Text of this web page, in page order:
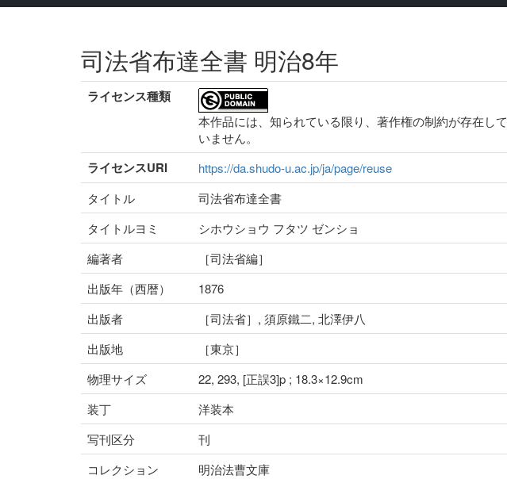
司法省布達全書 明治8年
ライセンス種類
本作品には、知られている限り、著作権の制約が存在して
いません。
ライセンスURI
https://da.shudo-u.ac.jp/ja/page/reuse
タイトル
司法省布達全書
タイトルヨミ
シホウショウ フタツ ゼンショ
編著者
［司法省編］
出版年（西暦）
1876
出版者
［司法省］, 須原鐵二, 北澤伊八
出版地
［東京］
物理サイズ
22, 293, [正誤3]p ; 18.3×12.9cm
装丁
洋装本
写刊区分
刊
コレクション
明治法曹文庫